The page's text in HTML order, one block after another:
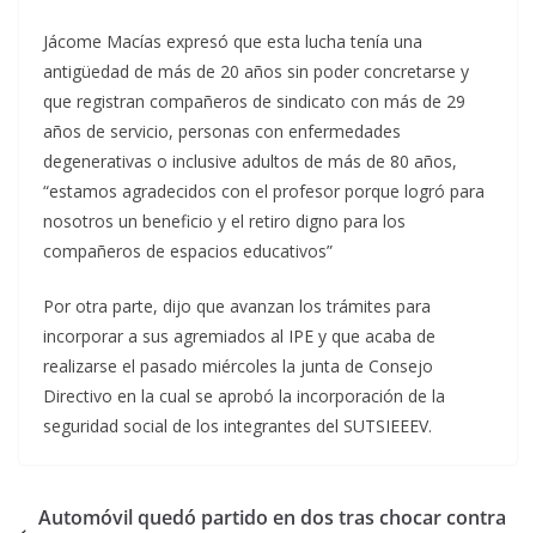
Jácome Macías expresó que esta lucha tenía una
antigüedad de más de 20 años sin poder concretarse y
que registran compañeros de sindicato con más de 29
años de servicio, personas con enfermedades
degenerativas o inclusive adultos de más de 80 años,
“estamos agradecidos con el profesor porque logró para
nosotros un beneficio y el retiro digno para los
compañeros de espacios educativos”
Por otra parte, dijo que avanzan los trámites para
incorporar a sus agremiados al IPE y que acaba de
realizarse el pasado miércoles la junta de Consejo
Directivo en la cual se aprobó la incorporación de la
seguridad social de los integrantes del SUTSIEEEV.
Automóvil quedó partido en dos tras chocar contra